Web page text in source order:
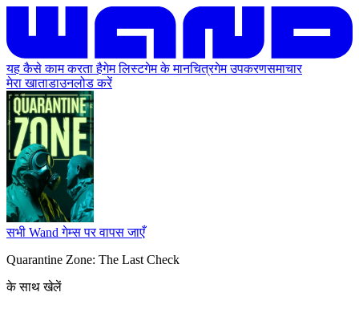
यह कैसे काम करता हैगेम लिस्टगेम के मानचित्रगेम उपकरणसमाचार
मेरा खाताडाउनलोड करें
सभी Wand गेम्स पर वापस जाएँ
Quarantine Zone: The Last Check
के साथ खेलें